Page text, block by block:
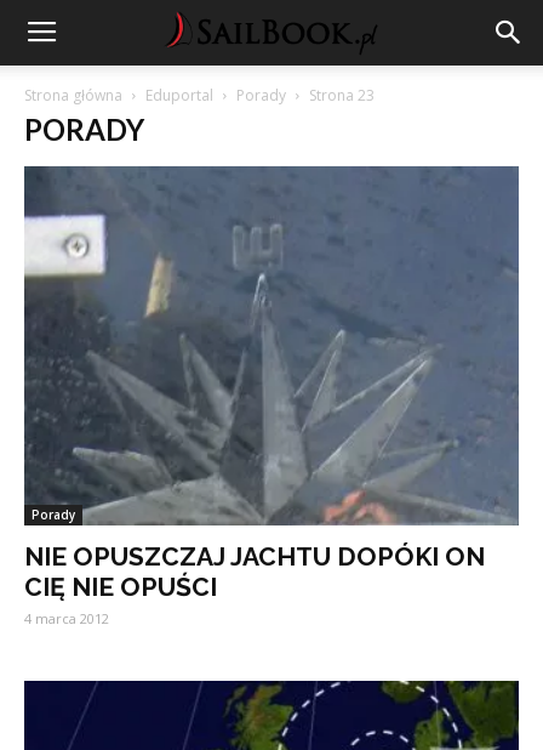
Strona główna Eduportal Porady Strona 23
PORADY
Porady
NIE OPUSZCZAJ JACHTU DOPÓKI ON
CIĘ NIE OPUŚCI
4 marca 2012